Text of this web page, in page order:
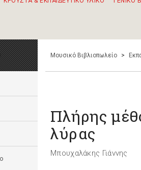
Μουσικό Βιβλιοπωλείο >
Πλήρης
λύρας
Μπουχαλάκης Γιάννης